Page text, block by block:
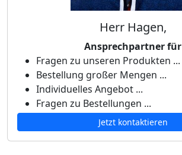
Herr Hagen,
Ansprechpartner für
Fragen zu unseren Produkten ...
Bestellung großer Mengen ...
Individuelles Angebot ...
Fragen zu Bestellungen ...
Jetzt kontaktieren